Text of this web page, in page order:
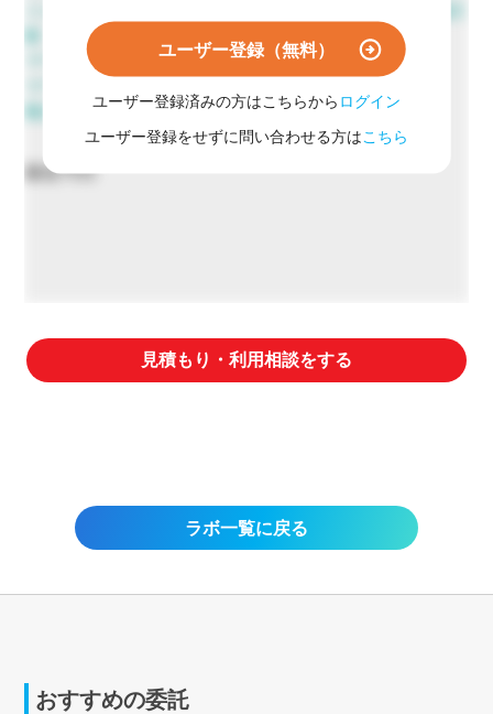
験
マウス、ラットを用いた腸管輸送能評価
難治性皮膚潰瘍モデルマウスを用いた薬効評価試験
最短75日
ユーザー登録（無料）
ユーザー登録済みの方はこちらから ログイン
ユーザー登録をせずに問い合わせる方はこちら
見積もり・利用相談をする
ラボ一覧に戻る
おすすめの委託